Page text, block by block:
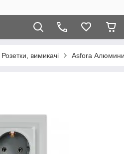
Розетки, вимикачі Asfora